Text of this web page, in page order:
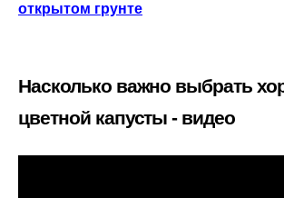
открытом грунте
Насколько важно выбрать
цветной капусты - видео